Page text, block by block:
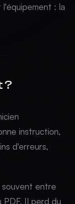
: la
?
instruction,
d'erreurs,
entre
PDF. Il perd du